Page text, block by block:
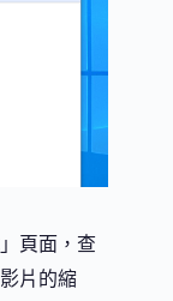
頁面，查
片的縮